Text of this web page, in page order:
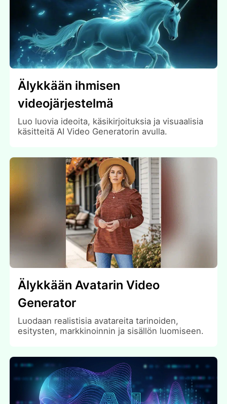
Älykkään ihmisen
videojärjestelmä
Luo luovia ideoita, käsikirjoituksia ja visuaalisia
käsitteitä AI Video Generatorin avulla.
Älykkään Avatarin Video
Generator
Luodaan realistisia avatareita tarinoiden,
esitysten, markkinoinnin ja sisällön luomiseen.